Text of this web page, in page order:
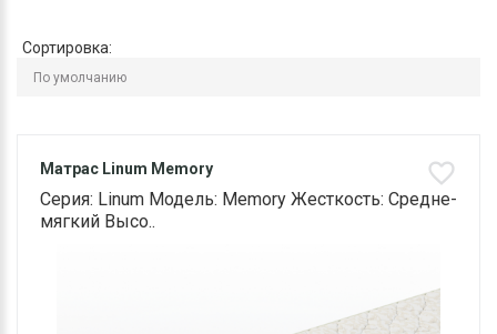
Сортировка:
Матрас Linum Memory
Серия: Linum Модель: Memory Жесткость: Средне-
мягкий Высо..